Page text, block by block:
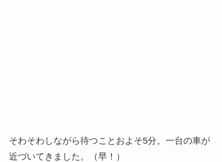
そわそわしながら待つことおよそ5分。一台の車が
近づいてきました。（早！）